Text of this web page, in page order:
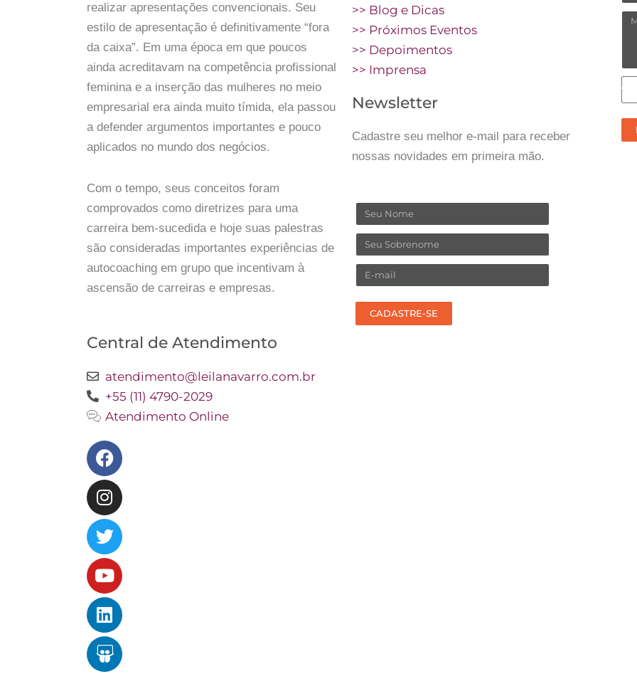
realizar apresentações convencionais. Seu
estilo de apresentação é definitivamente “fora
da caixa”. Em uma época em que poucos
ainda acreditavam na competência profissional
feminina e a inserção das mulheres no meio
empresarial era ainda muito tímida, ela passou
a defender argumentos importantes e pouco
aplicados no mundo dos negócios.
Com o tempo, seus conceitos foram
comprovados como diretrizes para uma
carreira bem-sucedida e hoje suas palestras
são consideradas importantes experiências de
autocoaching em grupo que incentivam à
ascensão de carreiras e empresas.
Central de Atendimento
atendimento@leilanavarro.com.br
+55 (11) 4790-2029
Atendimento Online
Facebook
Instagram
Twitter
Youtube
Linkedin
Slideshare
>> Blog e Dicas
>> Próximos Eventos
>> Depoimentos
>> Imprensa
Newsletter
Cadastre seu melhor e-mail para receber
nossas novidades em primeira mão.
Nome
Sobrenome
Email
CADASTRE-SE